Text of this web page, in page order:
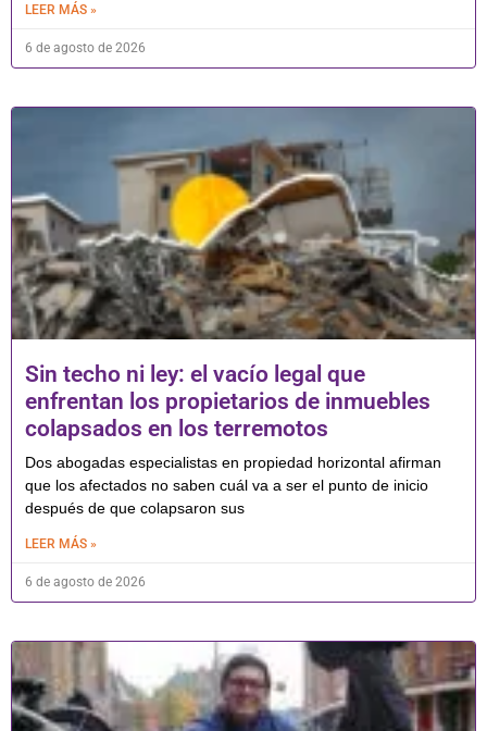
LEER MÁS »
6 de agosto de 2026
Sin techo ni ley: el vacío legal que
enfrentan los propietarios de inmuebles
colapsados en los terremotos
Dos abogadas especialistas en propiedad horizontal afirman
que los afectados no saben cuál va a ser el punto de inicio
después de que colapsaron sus
LEER MÁS »
6 de agosto de 2026